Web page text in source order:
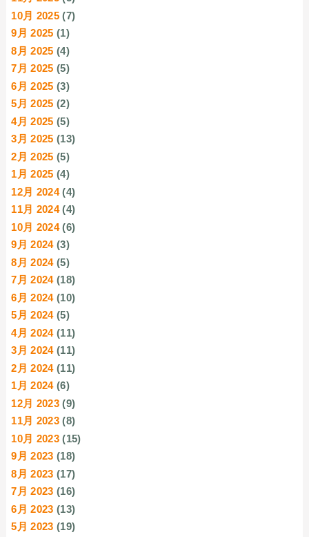
10月 2025 (7)
9月 2025 (1)
8月 2025 (4)
7月 2025 (5)
6月 2025 (3)
5月 2025 (2)
4月 2025 (5)
3月 2025 (13)
2月 2025 (5)
1月 2025 (4)
12月 2024(4)
11月 2024(4)
10月 2024(6)
9月 2024(3)
8月 2024(5)
7月 2024(18)
6月 2024(10)
5月 2024(5)
4月 2024(11)
3月 2024(11)
2月 2024(11)
1月 2024(6)
12月 2023 (9)
11月 2023 (8)
10月 2023 (15)
9月 2023 (18)
8月 2023 (17)
7月 2023 (16)
6月 2023 (13)
5月 2023 (19)